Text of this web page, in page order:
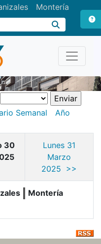
Montería
Semanal
Año
30
Lunes 31
Marzo
2025 >>
Montería